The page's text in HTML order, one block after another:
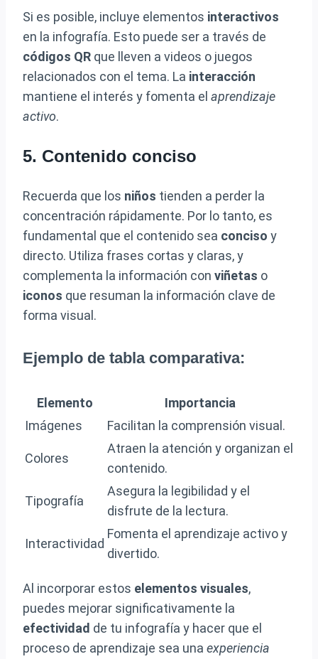
Si es posible, incluye elementos interactivos
en la infografía. Esto puede ser a través de
códigos QR que lleven a videos o juegos
relacionados con el tema. La interacción
mantiene el interés y fomenta el aprendizaje
activo.
5. Contenido conciso
Recuerda que los niños tienden a perder la
concentración rápidamente. Por lo tanto, es
fundamental que el contenido sea conciso y
directo. Utiliza frases cortas y claras, y
complementa la información con viñetas o
iconos que resuman la información clave de
forma visual.
Ejemplo de tabla comparativa:
Elemento
Importancia
Imágenes
Facilitan la comprensión visual.
Colores
Atraen la atención y organizan el
contenido.
Tipografía
Asegura la legibilidad y el
disfrute de la lectura.
Interactividad
Fomenta el aprendizaje activo y
divertido.
Al incorporar estos elementos visuales,
puedes mejorar significativamente la
efectividad de tu infografía y hacer que el
proceso de aprendizaje sea una experiencia